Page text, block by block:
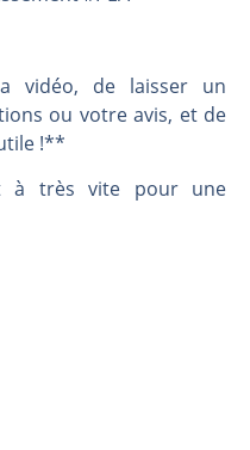
vidéo, de laisser un
ou votre avis, et de
!**
à très vite pour une